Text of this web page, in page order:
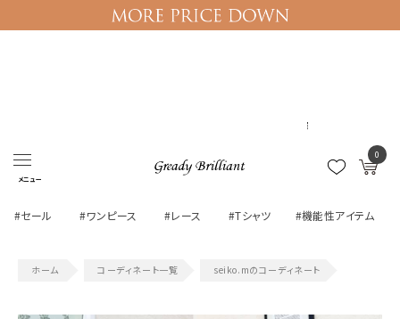
メニュー
0
#セール #ワンピース #レース #Tシャツ #機能性アイテム
コーディネート一覧 seiko.mのコーディネート